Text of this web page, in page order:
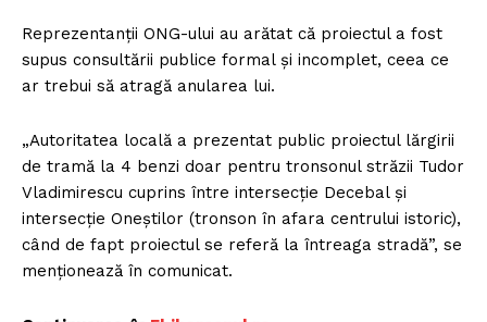
Reprezentanții ONG-ului au arătat că proiectul a fost
supus consultării publice formal și incomplet, ceea ce
ar trebui să atragă anularea lui.
„Autoritatea locală a prezentat public proiectul lărgirii
de tramă la 4 benzi doar pentru tronsonul străzii Tudor
Vladimirescu cuprins între intersecție Decebal și
intersecție Oneștilor (tronson în afara centrului istoric),
când de fapt proiectul se referă la întreaga stradă”, se
menționează în comunicat.